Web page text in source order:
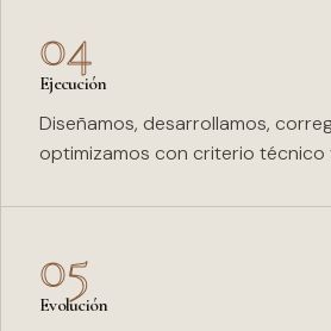
04
Ejecución
Diseñamos, desarrollamos,
optimizamos con criterio técnico
05
Evolución